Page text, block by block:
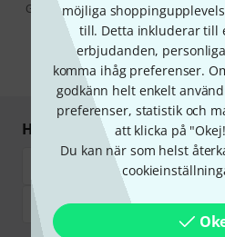
möjliga
till. Detta inkluderar till
erbjudanden,
komma ihåg preferenser.
godkänn helt enkelt
preferenser, statistik och
att klicka på
Du kan när som helst
Genom att klicka på "Registrera dig
postreklam. Avregistrering är
information om
*
Handla och betala säkert